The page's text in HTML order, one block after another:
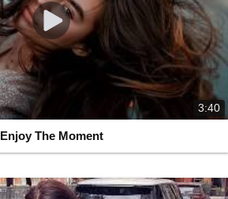
3:40
Enjoy The Moment